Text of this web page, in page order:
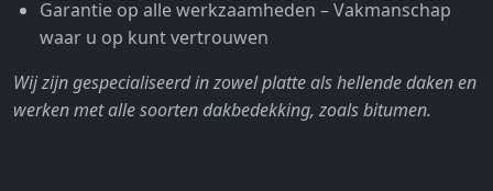
Garantie op alle werkzaamheden – Vakmanschap
waar u op kunt vertrouwen
Wij zijn gespecialiseerd in zowel platte als hellende daken en
werken met alle soorten dakbedekking, zoals bitumen.